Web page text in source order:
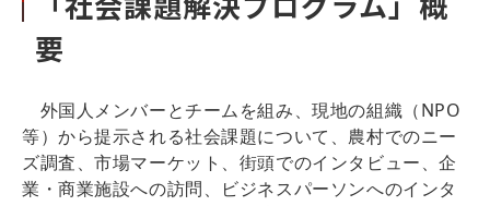
要
外国人メンバーとチームを組み、現地の組織（NPO
等）から提示される社会課題について、農村でのニー
ズ調査、市場マーケット、街頭でのインタビュー、企
業・商業施設への訪問、ビジネスパーソンへのインタ